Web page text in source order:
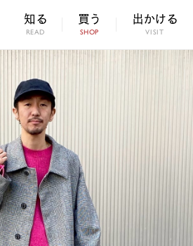
知る
READ
買う
SHOP
出かける
VISIT